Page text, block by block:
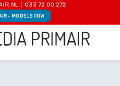
033 72 00 272
- MODELBOUW